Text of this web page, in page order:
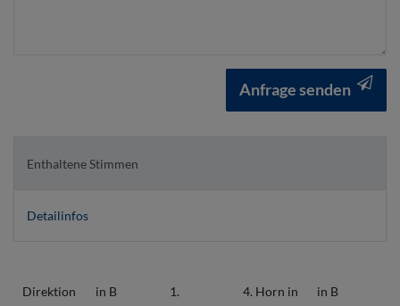
Anfrage senden
Enthaltene Stimmen
Detailinfos
Direktion in B 1. 4. Horn in in B